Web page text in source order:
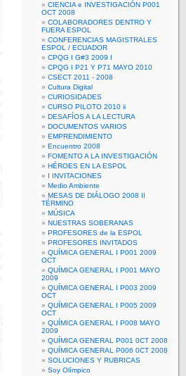
CIENCIA e INVESTIGACIÓN P001
OCT 2008
COLABORADORES DENTRO Y
FUERA ESPOL
CONFERENCIAS MAGISTRALES
ESPOL / ECUADOR
CPQG I G#3 2009 I
CPQG I P21 Y P71 MAYO 2010
CSECT 2011 - 2008
Cultura Digital
CURIOSIDADES
CURSO PILOTO 2010 ii
DESAFÍOS A LA LECTURA
DOCUMENTOS VARIOS
EMPRENDIMIENTO
Encuentro 2008
FOMENTO A LA INVESTIGACIÓN
HÉROES EN LA ESPOL
I INVITACIONES
Medio Ambiente
MESAS DE DIÁLOGO 2008 II
TÉRMINO
MÚSICA
NUESTRAS SOBERANAS
PROFESORES de la ESPOL
PROFESORES INVITADOS
QUÍMICA GENERAL I P001 2009
OCT
QUÍMICA GENERAL I P001 MAYO
2009
QUÍMICA GENERAL I P003 2009
OCT
QUÍMICA GENERAL I P005 2009
OCT
QUÍMICA GENERAL I P008 MAYO
2009
QUÍMICA GENERAL P001 0CT 2008
QUÍMICA GENERAL P006 0CT 2008
SOLUCIONES Y RUBRICAS
Soy Olímpico